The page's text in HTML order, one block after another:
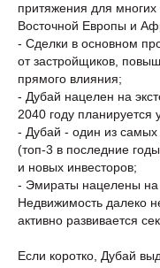
притяжения для
Восточной Европы и
- Сделки в основном
от застройщиков,
прямого влияния;
- Дубай нацелен на
2040 году планируется
- Дубай - один из
(топ-3 в последние
и новых инвесторов;
- Эмираты нацелены на
Недвижимость далеко
активно развивается
Если коротко, Дубай